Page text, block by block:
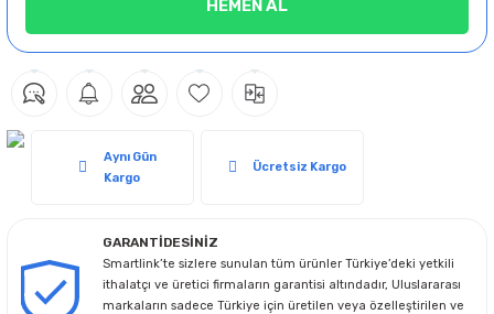
HEMEN AL
Aynı Gün
Kargo
Ücretsiz Kargo
GARANTİDESİNİZ
Smartlink’te sizlere sunulan tüm ürünler Türkiye’deki yetkili
ithalatçı ve üretici firmaların garantisi altındadır, Uluslararası
markaların sadece Türkiye için üretilen veya özelleştirilen ve